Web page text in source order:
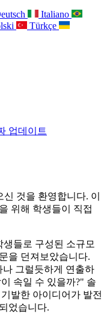
Italiano
Türkçe
업데이트
신 것을 환영합니다. 이
위해 학생들이 직접
들로 구성된 소규모
을 던져보았습니다.
그럴듯하게 연출하
속일 수 있을까?" 솔
발한 아이디어가 발전
었습니다.